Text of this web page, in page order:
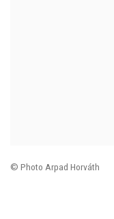
© Photo Arpad Horváth